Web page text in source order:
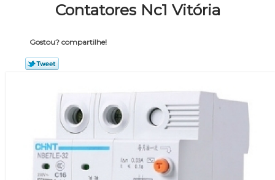
Contatores Nc1 Vitória
Gostou? compartilhe!